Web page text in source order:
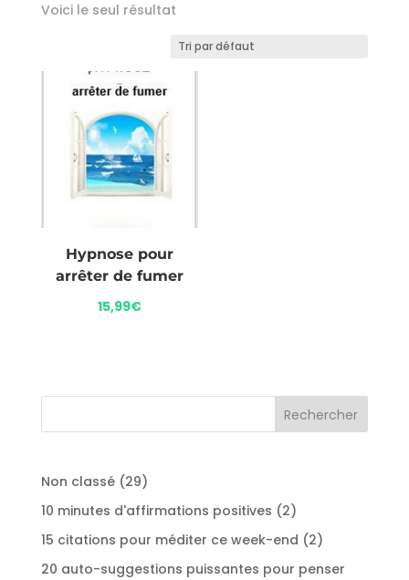
Voici le seul résultat
Hypnose pour
arrêter de fumer
15,99€
Non classé 2929
produits
10 minutes d'affirmations positives 22
produits
15 citations pour méditer ce week-end 22
20 auto-suggestions puissantes pour penser